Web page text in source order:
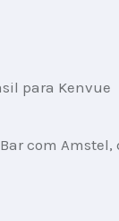
para Kenvue
com Amstel,